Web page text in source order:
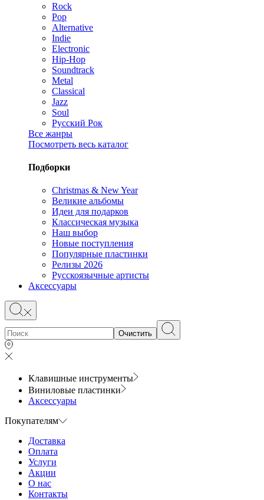
Rock
Pop
Alternative
Indie
Electronic
Hip-Hop
Soundtrack
Metal
Classical
Jazz
Soul
Русский Рок
Все жанры
Посмотреть весь каталог
Подборки
Christmas & New Year
Великие альбомы
Идеи для подарков
Классическая музыка
Наш выбор
Новые поступления
Популярные пластинки
Релизы 2026
Русскоязычные артисты
Аксессуары
Очистить
Клавишные инструменты
Виниловые пластинки
Аксессуары
Покупателям
Доставка
Оплата
Услуги
Акции
О нас
Контакты